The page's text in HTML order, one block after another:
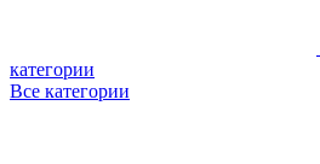
категории
Все категории